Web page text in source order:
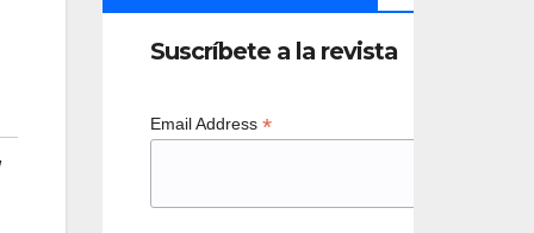
Suscríbete a la revista
Email Address *